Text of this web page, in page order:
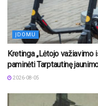
ĮDOMU
Kretinga „Lėtojo važiavimo
paminėti Tarptautinę
2026-08-05